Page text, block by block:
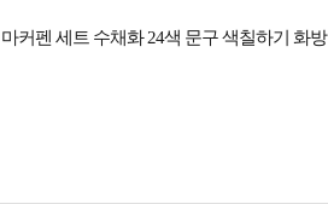
마커펜 세트 수채화 24색 문구 색칠하기 화방